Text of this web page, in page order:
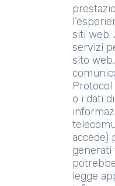
siti web.
servizi
sito
o i dati
accede)
generati
legge